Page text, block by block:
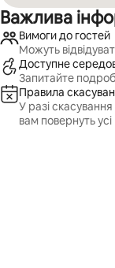
Важлива
Вимоги до гостей
Можуть
Доступне
Запитайте
Правила
У разі
вам повернуть